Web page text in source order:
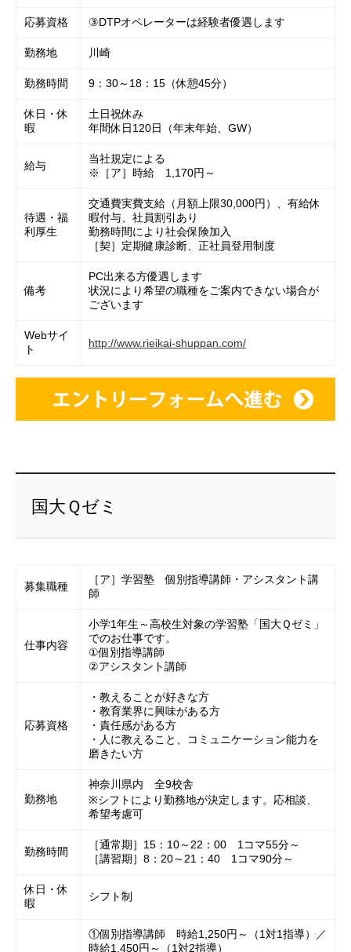
応募資格 ③DTPオペレーターは経験者優遇します
勤務地 川崎
勤務時間 9：30～18：15（休憩45分）
休日・休
暇
土日祝休み
年間休日120日（年末年始、GW）
給与
当社規定による
※［ア］時給 1,170円～
待遇・福
利厚生
交通費実費支給（月額上限30,000円）、有給休
暇付与、社員割引あり
勤務時間により社会保険加入
［契］定期健康診断、正社員登用制度
備考
PC出来る方優遇します
状況により希望の職種をご案内できない場合が
ございます
Webサイ
ト
http://www.rieikai-shuppan.com/
国大Ｑゼミ
募集職種
［ア］学習塾 個別指導講師・アシスタント講
師
仕事内容
小学1年生～高校生対象の学習塾「国大Ｑゼミ」
でのお仕事です。
①個別指導講師
②アシスタント講師
応募資格
・教えることが好きな方
・教育業界に興味がある方
・責任感がある方
・人に教えること、コミュニケーション能力を
磨きたい方
勤務地
神奈川県内 全9校舎
※シフトにより勤務地が決定します。応相談、
希望考慮可
勤務時間
［通常期］15：10～22：00 1コマ55分～
［講習期］8：20～21：40 1コマ90分～
休日・休
暇
シフト制
①個別指導講師 時給1,250円～（1対1指導）／
時給1,450円～（1対2指導）